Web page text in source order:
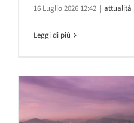
16 Luglio 2026 12:42 | attualità
Leggi di più